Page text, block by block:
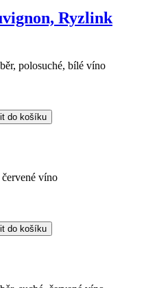
Ryzlink
polosuché, bílé víno
víno